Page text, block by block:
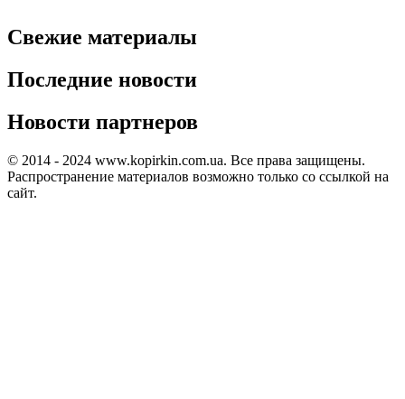
Свежие материалы
Последние новости
Новости партнеров
© 2014 - 2024 www.kopirkin.com.ua. Все права защищены.
Распространение материалов возможно только со ссылкой на
сайт.